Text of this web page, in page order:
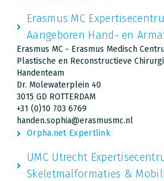
Erasmus MC
Aangeboren Hand- en
Erasmus MC - Erasmus Medisch
Plastische en Reconstructieve
Handenteam
Dr. Molewaterplein 40
3015 GD ROTTERDAM
+31 (0)10 703 6769
handen.sophia@erasmusmc.nl
Orpha.net Expertlink
UMC Utrecht
Skeletmalformaties &